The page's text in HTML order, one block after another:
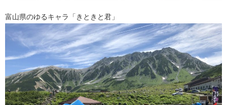
富山県のゆるキャラ「きときと君」